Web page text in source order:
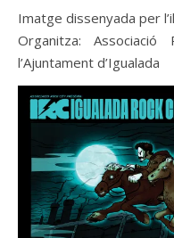
Imatge dissenyada per
Organitza:
l’Ajuntament d’Igualada